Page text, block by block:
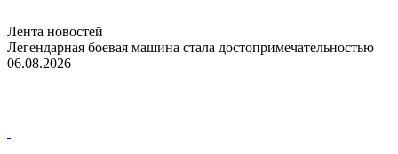
Лента новостей
Легендарная боевая машина стала достопримечательностью
06.08.2026